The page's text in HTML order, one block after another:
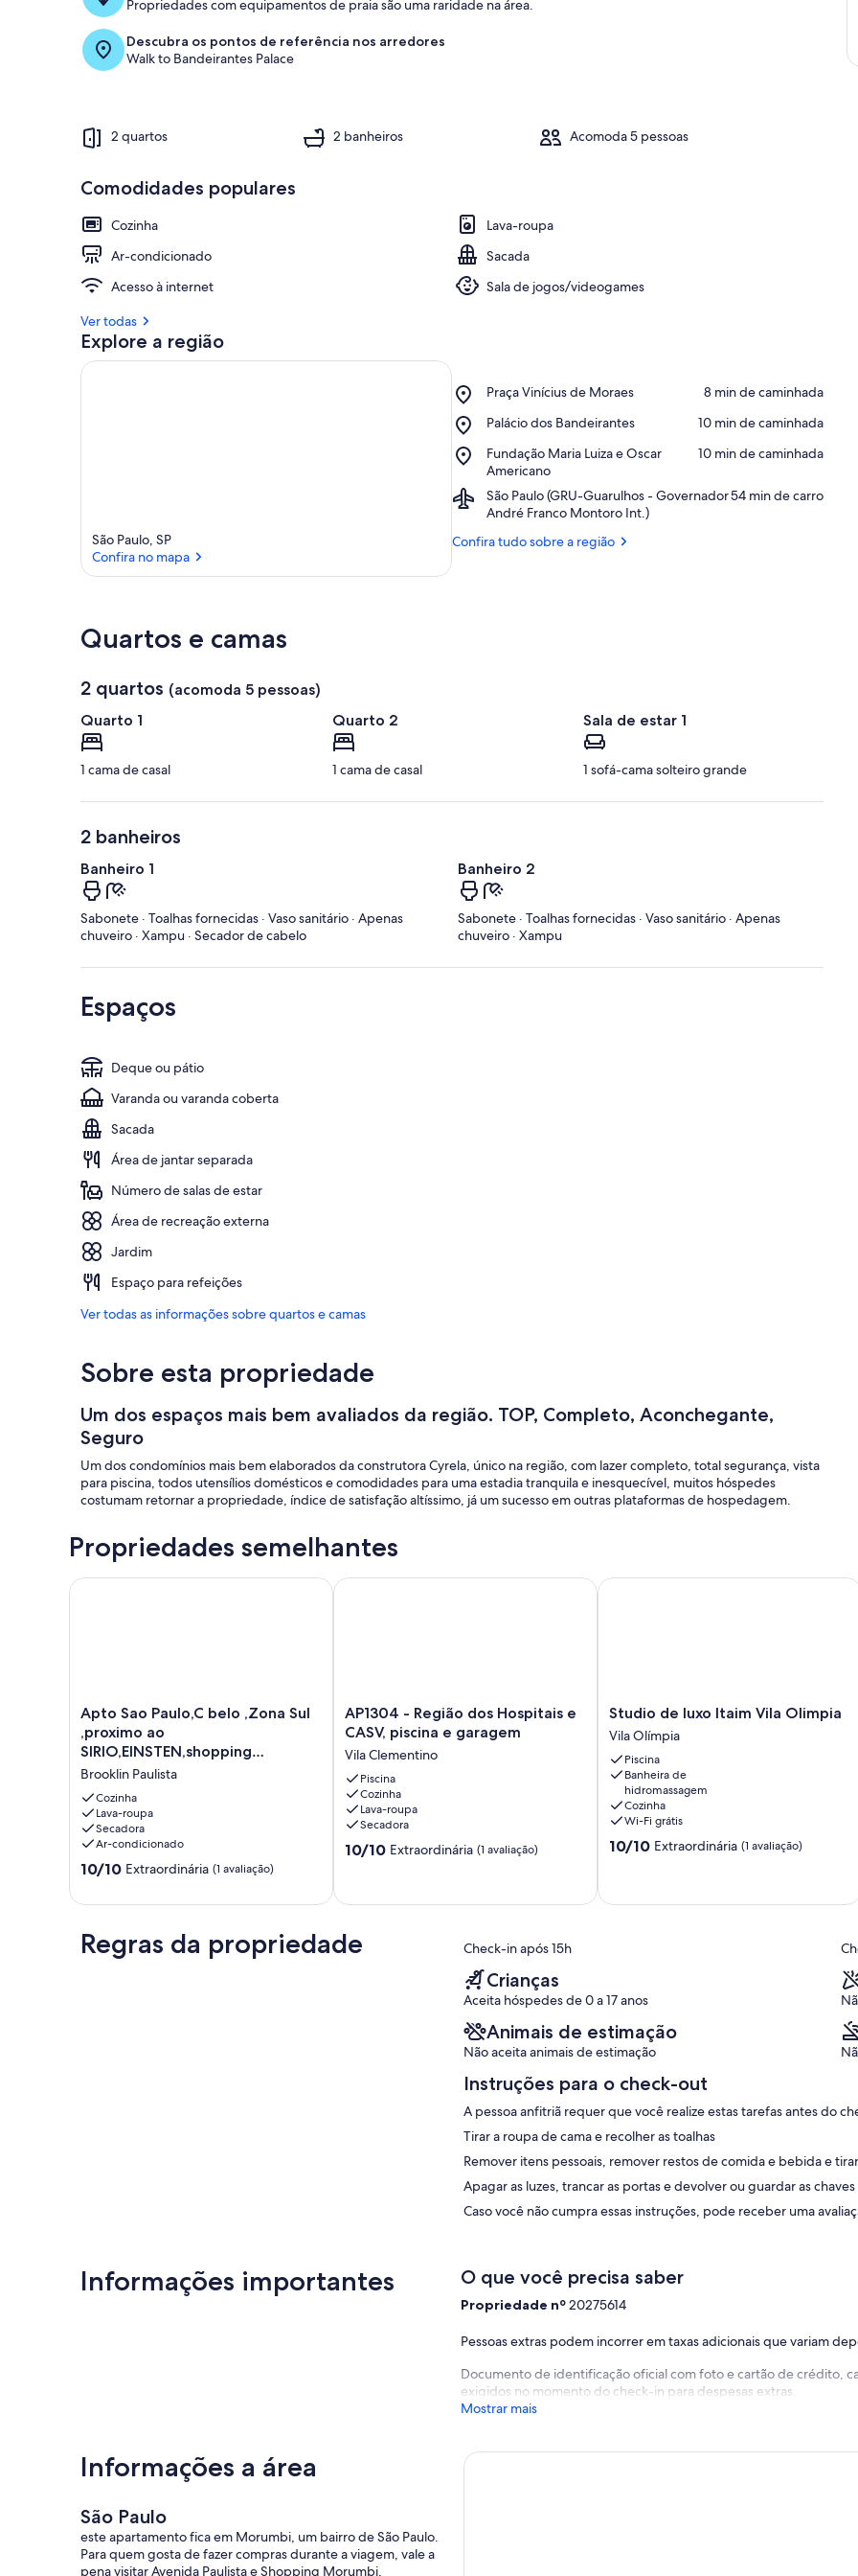
Propriedades com equipamentos de praia são uma raridade na área.
Descubra os pontos de referência nos arredores
Walk to Bandeirantes Palace
2 quartos 2 banheiros Acomoda 5 pessoas
Comodidades populares
Cozinha
Lava-roupa
Ar-condicionado
Sacada
Acesso à internet
Sala de jogos/videogames
Ver todas
Explore a região
São Paulo, SP
Confira no mapa
Praça Vinícius de Moraes
Place,
Vinícius
Moraes
‪8 min de caminhada‬
Palácio dos Bandeirantes
Place,
dos
Bandeirantes
‪10 min de caminhada‬
Fundação Maria Luiza e Oscar
Americano
Place,
Fundação
Maria
Luiza
e
Oscar
‪10 min de caminhada‬
São Paulo (GRU-Guarulhos - Governador
André Franco Montoro Int.)
Airport,
São
(GRU-
‪54 min de carro‬
Confira tudo sobre a região
Quartos e camas
2 quartos (acomoda 5 pessoas)
Quarto 1
1 cama de casal
Quarto 2
1 cama de casal
Sala de estar 1
1 sofá-cama solteiro grande
2 banheiros
Banheiro 1
Sabonete · Toalhas fornecidas · Vaso sanitário · Apenas
chuveiro · Xampu · Secador de cabelo
Banheiro 2
Sabonete · Toalhas fornecidas · Vaso sanitário · Apenas
chuveiro · Xampu
Espaços
Deque ou pátio
Varanda ou varanda coberta
Sacada
Área de jantar separada
Número de salas de estar
Área de recreação externa
Jardim
Espaço para refeições
Ver todas as informações sobre quartos e camas
Sobre esta propriedade
Um dos espaços mais bem avaliados da região. TOP, Completo, Aconchegante,
Seguro
Um dos condomínios mais bem elaborados da construtora Cyrela, único na região, com lazer completo, total segurança, vista
para piscina, todos utensílios domésticos e comodidades para uma estadia tranquila e inesquecível, muitos hóspedes
costumam retornar a propriedade, índice de satisfação altíssimo, já um sucesso em outras plataformas de hospedagem.
Propriedades semelhantes
Apto
Sao
Paulo,C
belo
,Zona
Sul
,proximo
ao
SIRIO,EINSTEN,shopping
ibirapuera.
Brooklin
Apto Sao Paulo,C belo ,Zona Sul
,proximo ao
SIRIO,EINSTEN,shopping
ibirapuera.<br>
Brooklin Paulista
Cozinha
Lava-roupa
Secadora
Ar-condicionado
10.0
10,
(1
avaliação)
10/10 Extraordinária (1 avaliação)
Apto Sao Paulo,C belo ,Zona Sul ,proximo ao SIRIO,EINSTEN,shopping ibirapuera.<br>
AP1304
-
Região
dos
Hospitais
e
CASV,
piscina
e
Clementino
AP1304 - Região dos Hospitais e
CASV, piscina e garagem
Vila Clementino
Piscina
Cozinha
Lava-roupa
Secadora
10.0
avaliação)
10/10 Extraordinária (1 avaliação)
AP1304 - Região dos Hospitais e CASV, piscina e garagem
Studio
de
luxo
Itaim
Vila
Olimpia
Vila
Studio de luxo Itaim Vila Olimpia
Vila Olímpia
Piscina
Banheira de
hidromassagem
Cozinha
Wi-Fi grátis
10.0
10/10 Extraordinária (1 avaliação)
Studio de luxo Itaim Vila Olimpia
Regras da propriedade Check-in após 15h
Crianças
Aceita hóspedes de 0 a 17 anos
Animais de estimação
Não aceita animais de estimação
Instruções para o check-out
A pessoa anfitriã requer que você realize estas tarefas antes do
Tirar a roupa de cama e recolher as toalhas
Remover itens pessoais, remover restos de comida e bebida e
Apagar as luzes, trancar as portas e devolver ou guardar as chaves
Caso você não cumpra essas instruções, pode receber uma
Informações importantes O que você precisa saber
Propriedade nº20275614
Pessoas extras podem incorrer em taxas adicionais que variam
Documento de identificação oficial com foto e cartão de crédito,
exigidos no momento do check-in para despesas extras.
Mostrar mais
Informações a área
São Paulo
este apartamento fica em Morumbi, um bairro de São Paulo.
Para quem gosta de fazer compras durante a viagem, vale a
pena visitar Avenida Paulista e Shopping Morumbi,